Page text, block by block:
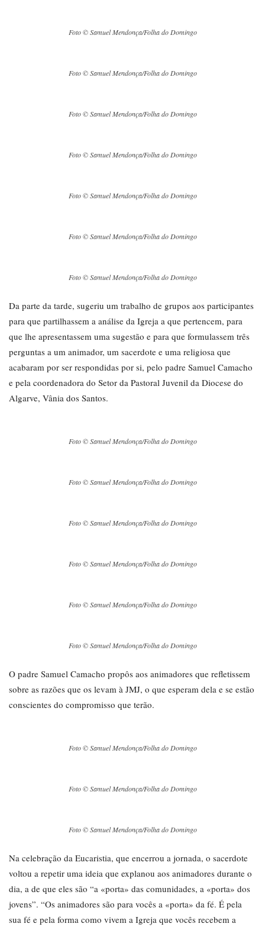
Foto © Samuel Mendonça/Folha do Domingo
Foto © Samuel Mendonça/Folha do Domingo
Foto © Samuel Mendonça/Folha do Domingo
Foto © Samuel Mendonça/Folha do Domingo
Foto © Samuel Mendonça/Folha do Domingo
Foto © Samuel Mendonça/Folha do Domingo
Foto © Samuel Mendonça/Folha do Domingo
Da parte da tarde, sugeriu um trabalho de grupos aos participantes
para que partilhassem a análise da Igreja a que pertencem, para
que lhe apresentassem uma sugestão e para que formulassem três
perguntas a um animador, um sacerdote e uma religiosa que
acabaram por ser respondidas por si, pelo padre Samuel Camacho
e pela coordenadora do Setor da Pastoral Juvenil da Diocese do
Algarve, Vânia dos Santos.
Foto © Samuel Mendonça/Folha do Domingo
Foto © Samuel Mendonça/Folha do Domingo
Foto © Samuel Mendonça/Folha do Domingo
Foto © Samuel Mendonça/Folha do Domingo
Foto © Samuel Mendonça/Folha do Domingo
Foto © Samuel Mendonça/Folha do Domingo
O padre Samuel Camacho propôs aos animadores que refletissem
sobre as razões que os levam à JMJ, o que esperam dela e se estão
conscientes do compromisso que terão.
Foto © Samuel Mendonça/Folha do Domingo
Foto © Samuel Mendonça/Folha do Domingo
Foto © Samuel Mendonça/Folha do Domingo
Na celebração da Eucaristia, que encerrou a jornada, o sacerdote
voltou a repetir uma ideia que explanou aos animadores durante o
dia, a de que eles são “a «porta» das comunidades, a «porta» dos
jovens”. “Os animadores são para vocês a «porta» da fé. É pela
sua fé e pela forma como vivem a Igreja que vocês recebem a